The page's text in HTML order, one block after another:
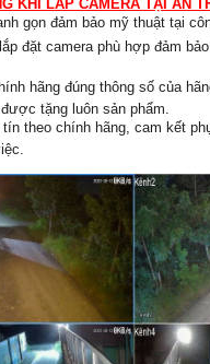
KHI LẮP CAMERA TẠI AN
gọn đảm bảo mỹ thuật tại
đặt camera phù hợp đảm
hãng đúng thông số của
tặng luôn sản phẩm.
theo chính hãng, cam kết